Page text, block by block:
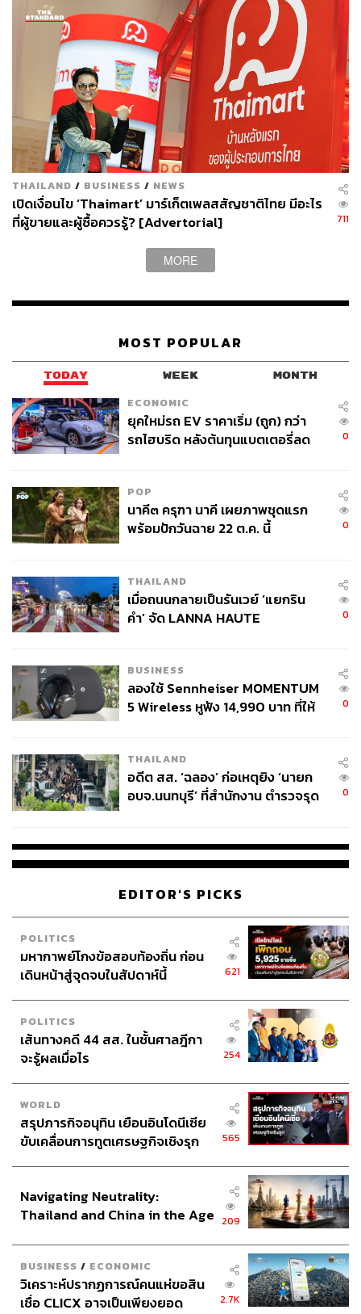
ประธานเจ้าหน้าที่บริหาร Sea (ประเทศไทย) ให้ข้อมูลกับ
THE STANDARD ว่า ปัจจุบัน Shopee ยังอยู่ในเฟสการกระ
ตุ้นตลาดและผู้บริโภคให้เกิดการใช้งานเป็นหลัก เช่นเดียวกับ
ผู้ประกอบการอีคอมเมิร์ซเจ้าอื่นๆ เพื่อให้เกิดความคุ้นเคยกับ
การซื้อขายสินค้าออนไลน์ก่อน ส่วนจะใช้ระยะเวลานานแค่
ไหนอาจจะต้องตามดูเทรนด์กันอีกที ซึ่งในอนาคตก็มีความ
เป็นไปได้ว่า Shopee อาจจะมีการปรับโมเดลธุรกิจ รวมถึง
เมื่อตลาดอยู่ตัวขึ้นมาเมื่อไรก็มีโอกาสที่ Shopee จะเติบโตได้
เช่นกัน
“สิ่งที่เรากำลังทำในตอนนี้คือเพิ่มความยืดหยุ่นและเตรียม
ความพร้อมทั้งในด้านการดำเนินการและการทำงานของทีม
เพื่อให้ Shopee พร้อมรับความเปลี่ยนแปลง นอกจากนี้เราก็
บริการมีเอ็นเกจเมนต์กับเรา นึกถึงเราเสมอ (เมื่อต้องการซื้อ-
พิสูจน์อักษร: ภาสิณี เพิ่มพันธุ์พงศ์
TAGS: Shopee Sea ประเทศไทย E-Commerce
Garena
AirPay
98
ปณชัย อารีเพิ่มพร
นักการตลาดผู้ฝักใฝ่ในแวดวงนวัตกรรมและ
เทคโนโลยี แต่บางทีก็เผลอมีใจให้วัฒนธรรม
POP อยู่ร่ำไป ใช้เวลาว่างไปกับการเสพศิลป์
THAILAND / BUSINESS / NEWS
เปิดเงื่อนไข ‘Thaimart’ มาร์เก็ตเพลสสัญชาติไทย มีอะไร
ที่ผู้ขายและผู้ซื้อควรรู้? [Advertorial]
711
MORE
MOST POPULAR
TODAY WEEK MONTH
ECONOMIC
ยุคใหม่รถ EV ราคาเริ่ม (ถูก) กว่า
รถไฮบริด หลังต้นทุนแบตเตอรี่ลด
0
POP
นาคี๓ ครุฑา นาคี เผยภาพชุดแรก
พร้อมปักวันฉาย 22 ต.ค. นี้
0
THAILAND
เมื่อถนนกลายเป็นรันเวย์ ‘แยกริน
คำ’ จัด LANNA HAUTE
0
BUSINESS
ลองใช้ Sennheiser MOMENTUM
5 Wireless หูฟัง 14,990 บาท ที่ให้
0
THAILAND
อดีต สส. ‘ฉลอง’ ก่อเหตุยิง ‘นายก
อบจ.นนทบุรี’ ที่สำนักงาน ตำรวจรุด
0
EDITOR'S PICKS
POLITICS
มหากาพย์โกงข้อสอบท้องถิ่น ก่อน
เดินหน้าสู่จุดจบในสัปดาห์นี้
621
POLITICS
เส้นทางคดี 44 สส. ในชั้นศาลฎีกา
จะรู้ผลเมื่อไร
254
WORLD
สรุปภารกิจอนุทิน เยือนอินโดนีเซีย
ขับเคลื่อนการทูตเศรษฐกิจเชิงรุก
565
Navigating Neutrality:
Thailand and China in the Age
209
BUSINESS / ECONOMIC
วิเคราะห์ปรากฏการณ์คนแห่ขอสิน
เชื่อ CLICX อาจเป็นเพียงยอด
2.7K